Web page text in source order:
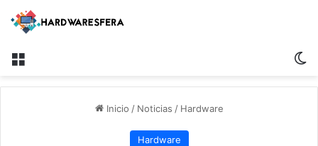
Menú
Inicio / Noticias / Hardware
Hardware